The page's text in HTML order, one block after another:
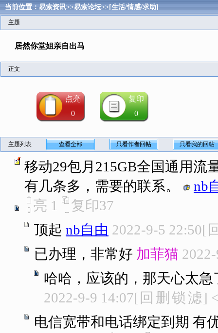
当前位置：易索资讯>>易索论坛>>[生活/情感/求助]
主题
居然你堂姐亲自出马
正文
点亮
0
复印
0
主题列表 查看全部 只看作者回帖 只看我的回帖
移动29包月215GB全国通用流
有几条多，需要的联系。
nb
亮 1 复印37
顶起 nb自由 2022-9-5 22:50[
已办理，非常好 加菲猫
哈哈，应该的，那天心太
2022-9-9 14:07[ 回 删 锁 滤]
电信宽带和电话绑定到期 有